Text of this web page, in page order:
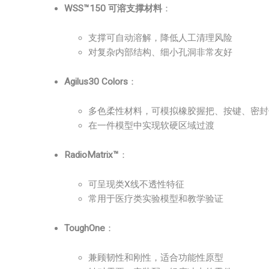
WSS™150 可溶支撑材料 ：
支撑可自动溶解，降低人工清理风险
对复杂内部结构、细小孔洞非常友好
Agilus30 Colors ：
多色柔性材料，可模拟橡胶握把、按键、密
在一件模型中实现软硬区域过渡
RadioMatrix™ ：
可呈现类X线不透性特征
常用于医疗类实验模型和教学验证
ToughOne ：
兼顾韧性和刚性，适合功能性原型